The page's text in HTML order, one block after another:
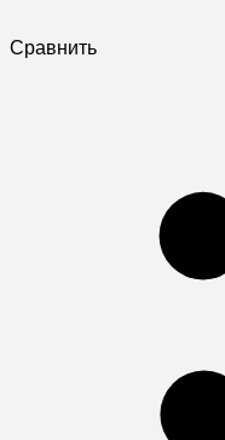
Сравнить